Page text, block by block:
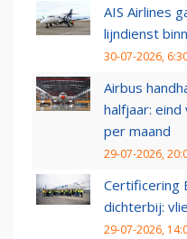
AIS Airlines
lijndienst
30-07-2026,
Airbus
halfjaar: eind
per maand
29-07-2026,
Certificering
dichterbij:
29-07-2026,